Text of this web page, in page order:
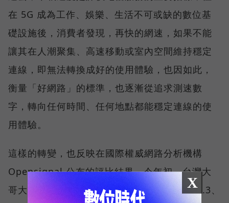
在 5G 成為工作、娛樂、生活不可或缺的數位基
礎設施後，消費者發現，再快的網速，如果不能
讓其在人潮聚集、高速移動或室內空間維持穩定
連線，即無法轉換成好的使用體驗，也因如此，
衡量「好網路」的標準，也逐漸從追求測速數
字，轉向任何時間、任何地點都能穩定連線的使
用體驗。
這樣的轉變，也反映在國際權威網路分析機構
Opensignal 公布的評比結果。今年初，台灣大
哥大不僅率先奪下「 4G／5G 在線率全球 No.3、
X